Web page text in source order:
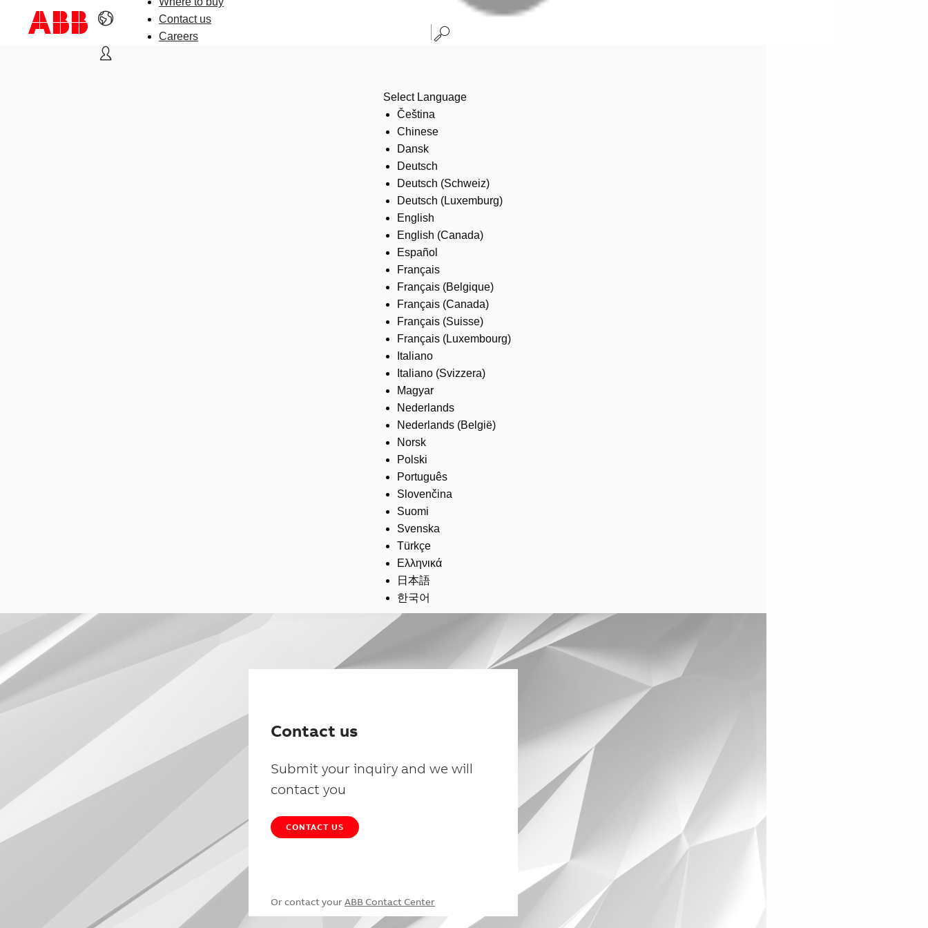
Contact us
Careers
Select Language
Čeština
Chinese
Dansk
Deutsch
Deutsch (Schweiz)
Deutsch (Luxemburg)
English
English (Canada)
Español
Français
Français (Belgique)
Français (Canada)
Français (Suisse)
Français (Luxembourg)
Italiano
Italiano (Svizzera)
Magyar
Nederlands
Nederlands (België)
Norsk
Polski
Português
Slovenčina
Suomi
Svenska
Türkçe
Ελληνικά
日本語
한국어
Contact us
Submit your inquiry and we will
contact you
CONTACT US
Or contact your ABB Contact Center